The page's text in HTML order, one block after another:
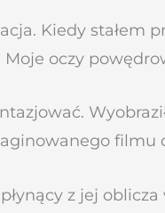
Kiedy stałem
oczy
filmu
z jej